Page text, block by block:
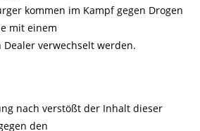
kommen im Kampf gegen Drogen
mit einem
verwechselt werden.
nach verstößt der Inhalt dieser
den